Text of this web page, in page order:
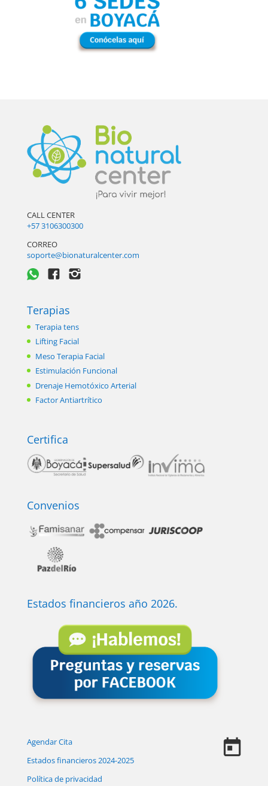
CALL CENTER
+57 3106300300
CORREO
soporte@bionaturalcenter.com
Terapias
Terapia tens
Lifting Facial
Meso Terapia Facial
Estimulación Funcional
Drenaje Hemotóxico Arterial
Factor Antiartrítico
Certifica
Convenios
Estados financieros año 2026.
Agendar Cita
Estados financieros 2024-2025
Política de privacidad